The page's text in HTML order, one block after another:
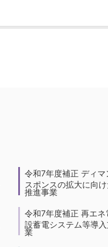
令和7年度補正 ディマ
スポンスの拡大に向
推進事業
令和7年度補正 再エネ
設蓄電システム等導
業